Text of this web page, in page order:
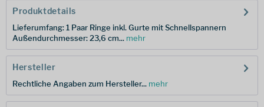
Produktdetails
Lieferumfang: 1 Paar Ringe inkl. Gurte mit Schnellspannern
Außendurchmesser: 23,6 cm... mehr
Hersteller
Rechtliche Angaben zum Hersteller... mehr